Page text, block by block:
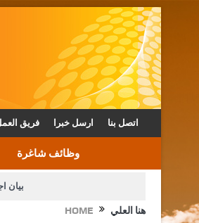
فريق ارسل خبرا اتصل بنا
وظائف شاغرة
بيان
HOME هنا العلي